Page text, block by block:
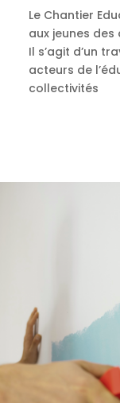
Le Chantier
aux jeunes
Il s’agit d’un
acteurs de
collectivités